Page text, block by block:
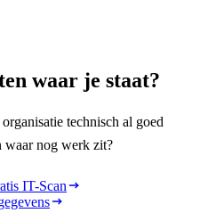
waar je staat?
technisch al goed
waar nog werk zit?
IT-Scan